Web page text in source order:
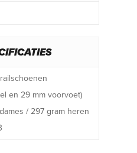
en 29 mm voorvoet)
/ 297 gram heren